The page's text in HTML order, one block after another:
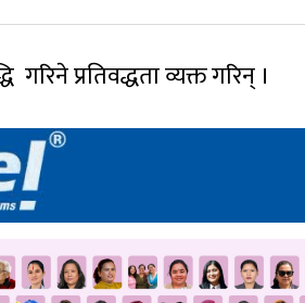
प्रतिवद्धता व्यक्त गरिन् ।